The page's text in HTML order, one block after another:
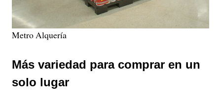
Metro Alquería
Más variedad para comprar en un
solo lugar